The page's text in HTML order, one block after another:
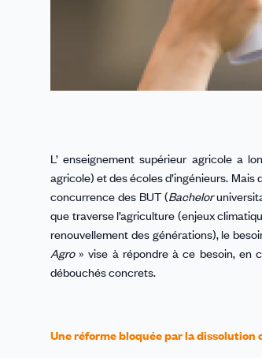
L’ enseignement supérieur agricole a
agricole) et des écoles d’ingénieurs.
concurrence des BUT (Bachelor
que traverse l’agriculture (enjeux
renouvellement des générations), le
Agro» vise à répondre à ce besoin, en
débouchés concrets.
Une réforme bloquée par la dissolution